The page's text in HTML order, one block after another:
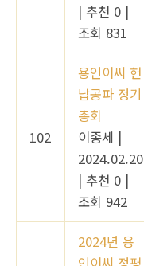
| 추천 0 |
조회 831
102
용인이씨 헌
납공파 정기
총회
이종세 |
2024.02.20
| 추천 0 |
조회 942
2024년 용